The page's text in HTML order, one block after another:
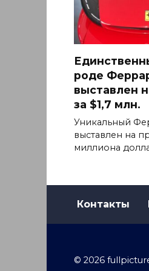
роде
выставлен
за $1,7 млн.
Уникальный
выставлен на
миллиона
Контакты
© 2026